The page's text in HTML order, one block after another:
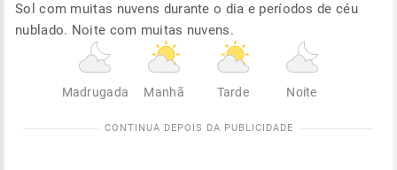
Sol com muitas nuvens durante o dia e períodos de céu
nublado. Noite com muitas nuvens.
Madrugada Manhã Tarde Noite